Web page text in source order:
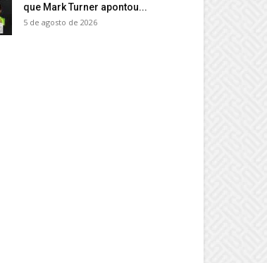
que Mark Turner apontou...
5 de agosto de 2026